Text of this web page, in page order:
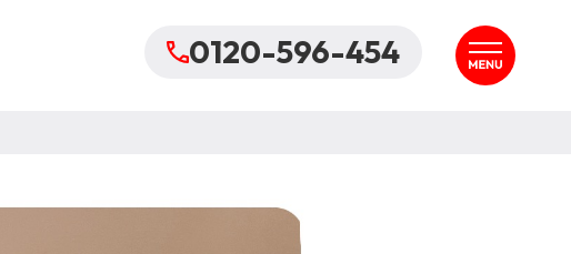
0120-596-454